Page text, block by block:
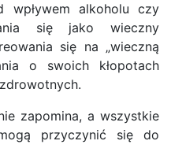
wpływem alkoholu czy
się jako wieczny
się na „wieczną
o swoich kłopotach
zapomina, a wszystkie
przyczynić się do